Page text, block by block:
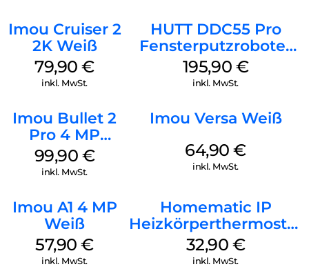
Imou Cruiser 2
2K Weiß
79,90€
inkl. MwSt.
HUTT DDC55 Pro
Fensterputzroboter
Weiß
195,90 €
inkl. MwSt.
Imou Bullet 2
Pro 4 MP
Weiß
99,90 €
inkl. MwSt.
Imou Versa Weiß
64,90€
inkl. MwSt.
Imou A1 4 MP
Weiß
57,90€
inkl. MwSt.
Homematic IP
Heizkörperthermostat
Basic Weiß
32,90 €
inkl. MwSt.